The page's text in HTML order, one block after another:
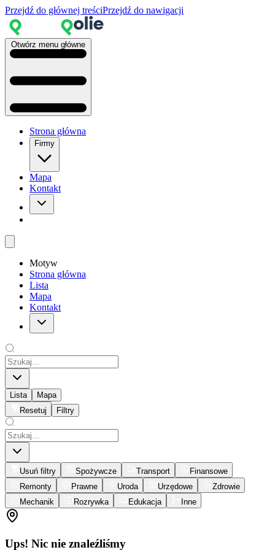
Przejdź do głównej treściPrzejdź do nawigacji
Otwórz menu główne
Strona główna
Firmy
Mapa
Kontakt
Motyw
Strona główna
Lista
Mapa
Kontakt
Lista
Mapa
Resetuj
Filtry
Usuń filtry Spożywcze Transport
Finansowe
Remonty
Prawne Uroda Urzędowe
Zdrowie
Mechanik
Rozrywka Edukacja Inne
Ups! Nic nie znaleźliśmy